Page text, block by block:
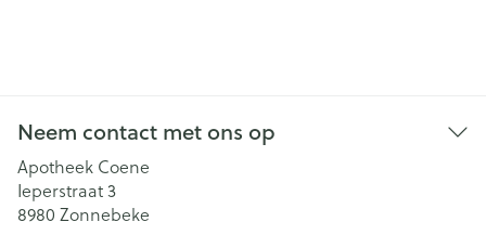
Neem contact met ons op
Apotheek Coene
Ieperstraat 3
8980 Zonnebeke